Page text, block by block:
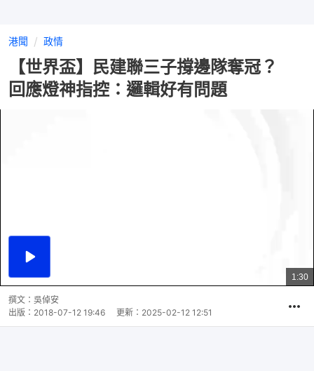
港聞 政情
【世界盃】民建聯三子撐邊隊奪冠？
回應燈神指控：邏輯好有問題
播
總
共
1:30
撰文： 吳倬安
出版： 2018-07-12 19:46 更新： 2025-02-12 12:51